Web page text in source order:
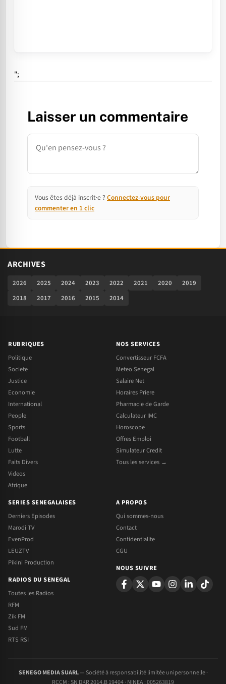
";
Laisser un commentaire
Commentaire
Vous êtes déjà inscrit·e ? Connectez-vous pour
commenter en 1 clic
ARCHIVES
2026 2025 2024 2023 2022 2021 2020
2019
2018
2017 2016 2015 2014
RUBRIQUES
Politique
Societe
Justice
Economie
International
People
Sports
Football
Lutte
Faits Divers
Videos
Afrique
NOS SERVICES
Convertisseur FCFA
Meteo Senegal
Salaire Net
Horaires Priere
Pharmacie de Garde
Calculateur IMC
Horoscope
Offres Emploi
Simulateur Credit
Tous les services →
SERIES SENEGALAISES
Derniers Episodes
Marodi TV
EvenProd
LEUZTV
Pikini Production
RADIOS DU SENEGAL
Toutes les Radios
RFM
Zik FM
Sud FM
RTS RSI
A PROPOS
Qui sommes-nous
Contact
Confidentialite
CGU
NOUS SUIVRE
SENEGO MEDIA SUARL— Société à responsabilité limitée unipersonnelle ·